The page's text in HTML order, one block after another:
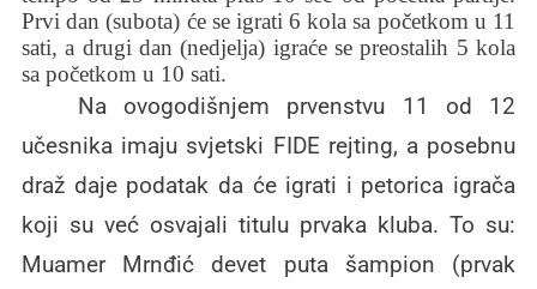
Prvi dan (subota) će se igrati 6 kola sa početkom u 11
sati, a drugi dan (nedjelja) igraće se preostalih 5 kola
sa početkom u 10 sati.
Na ovogodišnjem prvenstvu 11 od 12
učesnika imaju svjetski FIDE rejting, a posebnu
draž daje podatak da će igrati i petorica igrača
koji su već osvajali titulu prvaka kluba. To su:
Muamer Mrnđić devet puta šampion (prvak